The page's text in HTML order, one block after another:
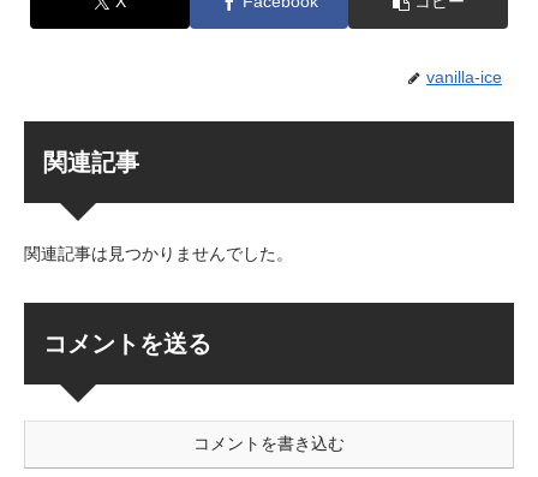
vanilla-ice
関連記事
関連記事は見つかりませんでした。
コメントを送る
コメントを書き込む